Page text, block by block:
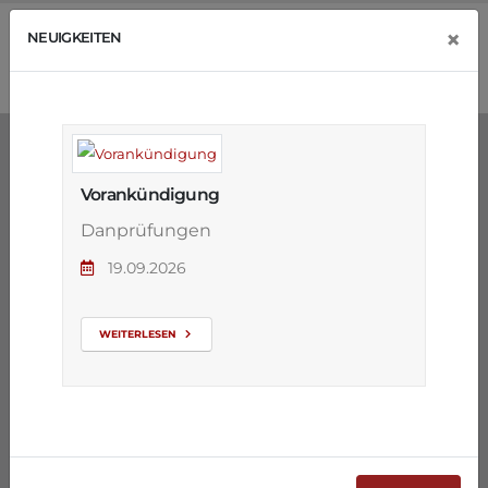
NEUIGKEITEN ×
Vorankündigung
Danprüfungen
19.09.2026
WEITERLESEN